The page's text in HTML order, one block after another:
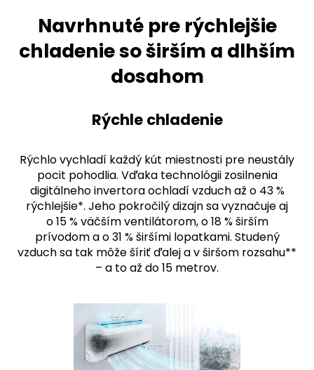
Navrhnuté pre rýchlejšie
chladenie so širším a dlhším
dosahom
Rýchle chladenie
Rýchlo vychladí každý kút miestnosti pre neustály
pocit pohodlia. Vďaka technológii zosilnenia
digitálneho invertora ochladí vzduch až o 43 %
rýchlejšie*. Jeho pokročilý dizajn sa vyznačuje aj
o 15 % väčším ventilátorom, o 18 % širším
prívodom a o 31 % širšími lopatkami. Studený
vzduch sa tak môže šíriť ďalej a v širšom rozsahu**
– a to až do 15 metrov.